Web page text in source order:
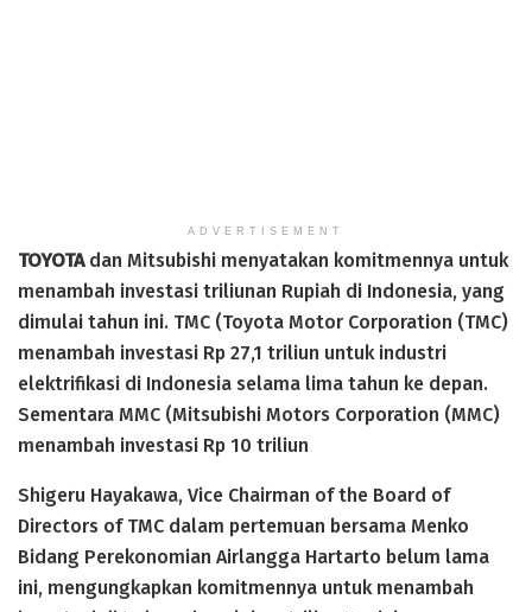
ADVERTISEMENT
TOYOTAdan Mitsubishi menyatakan komitmennya untuk
menambah investasi triliunan Rupiah di Indonesia, yang
dimulai tahun ini. TMC (Toyota Motor Corporation (TMC)
menambah investasi Rp 27,1 triliun untuk industri
elektrifikasi di Indonesia selama lima tahun ke depan.
Sementara MMC (Mitsubishi Motors Corporation (MMC)
menambah investasi Rp 10 triliun
Shigeru Hayakawa, Vice Chairman of the Board of
Directors of TMC dalam pertemuan bersama Menko
Bidang Perekonomian Airlangga Hartarto belum lama
ini, mengungkapkan komitmennya untuk menambah